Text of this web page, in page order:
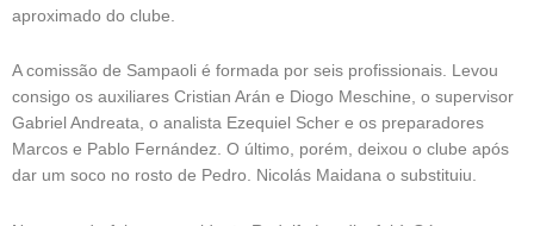
aproximado do clube.
A comissão de Sampaoli é formada por seis profissionais. Levou
consigo os auxiliares Cristian Arán e Diogo Meschine, o supervisor
Gabriel Andreata, o analista Ezequiel Scher e os preparadores
Marcos e Pablo Fernández. O último, porém, deixou o clube após
dar um soco no rosto de Pedro. Nicolás Maidana o substituiu.